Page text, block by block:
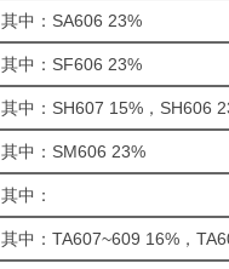
其中：SA606 23%
其中：SF606 23%
其中：SH607 15%，SH606
其中：SM606 23%
其中：
其中：TA607~609 16%，